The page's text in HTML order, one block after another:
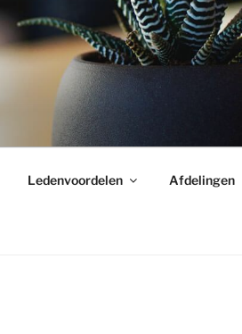
Ledenvoordelen Afdelingen